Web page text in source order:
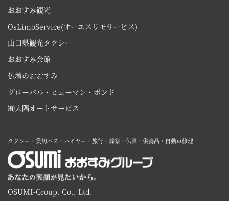
おおすみ観光
OsLimoService(オーエスリモサービス)
山口県観光タクシー
おおすみ会館
仏壇のおおすみ
グローバル・ヒューマン・ボンド
㈲大隅オートサービス
タクシー・貸切バス・ハイヤー・旅行・葬祭・仏具・供養品・自動車修理
OSUMI-Group. Co., Ltd.